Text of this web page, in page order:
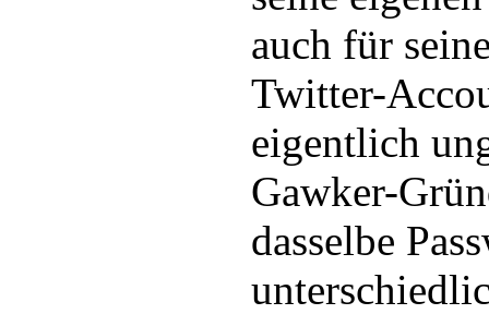
auch für
Twitter-
eigentlich
Gawker-
dasselbe